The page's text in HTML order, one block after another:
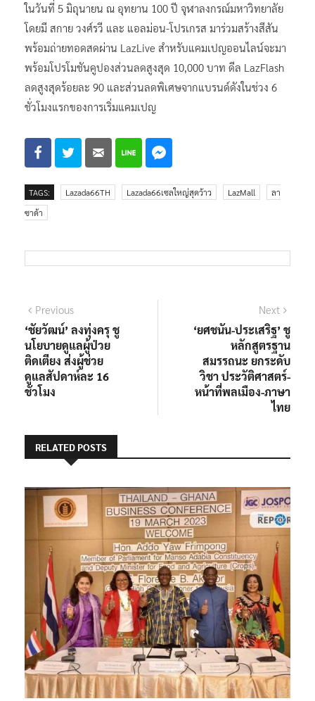
ในวันที่ 5 มิถุนายน ณ อุทยาน 100 ปี จุฬาลงกรณ์มหาวิทยาลัย
โดยมี สกาย วงศ์รวี และ แอลม่อน-โปรเกรส มาร่วมสร้างสีสัน
พร้อมถ่ายทอดสดผ่าน LazLive สำหรับแคมเปญออนไลน์จะมา
พร้อมโปรโมชันคูปองส่วนลดสูงสุด 10,000 บาท ดีล LazFlash
ลดสูงสุดร้อยละ 90 และส่วนลดพิเศษจากแบรนด์ดังในช่วง 6
ชั่วโมงแรกของการเริ่มแคมเปญ
TAGS: Lazada66TH Lazada66เซลใหญ่สุดว้าว LazMall
ลา
ซาด้า
แนะแนว
เรื่อง
PreviousPrevious
post:
‘ชัยวัฒน์’ ลงทุ่งครุ ชู
นโยบายดูแลผู้ป่วย
ติดเตียง ส่งผู้ช่วย
ดูแลสัปดาห์ละ 16
ชั่วโมง
Next
post:
‘ยศชนัน-ประเสริฐ’ ชู
หลักสูตรฐาน
สมรรถนะ ยกระดับ
วิชา ประวัติศาสตร์-
หน้าที่พลเมือง-ภาษา
ไทย
RELATED POSTS